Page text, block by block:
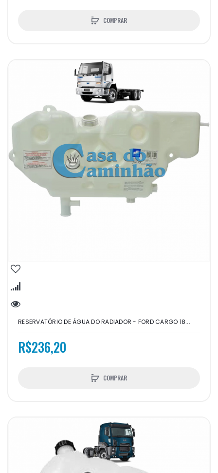
COMPRAR
RESERVATÓRIO DE ÁGUA DO RADIADOR - FORD CARGO 18...
R$236,20
COMPRAR